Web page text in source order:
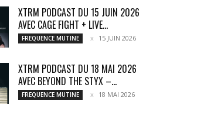
XTRM PODCAST DU 15 JUIN 2026
AVEC CAGE FIGHT + LIVE...
FREQUENCE MUTINE 15 JUIN 2026
XTRM PODCAST DU 18 MAI 2026
AVEC BEYOND THE STYX –...
FREQUENCE MUTINE 18 MAI 2026